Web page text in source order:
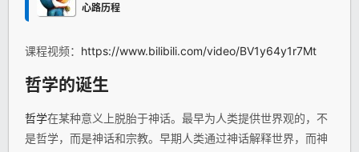
心路历程
课程视频： https://www.bilibili.com/video/BV1y64y1r7Mt
哲学的诞生
哲学在某种意义上脱胎于神话。最早为人类提供世界观的，不
是哲学，而是神话和宗教。早期人类通过神话解释世界，而神